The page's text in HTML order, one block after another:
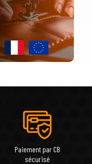
Paiement par CB
sécurisé